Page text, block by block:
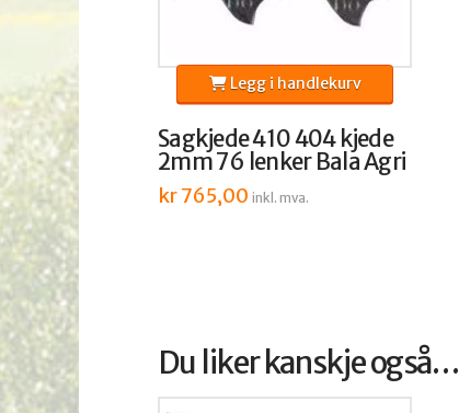
Sagkjede 410 404 kjede
2mm 76 lenker Bala Agri
kr765,00 inkl. mva.
Legg i handlekurv
Du liker kanskje også…